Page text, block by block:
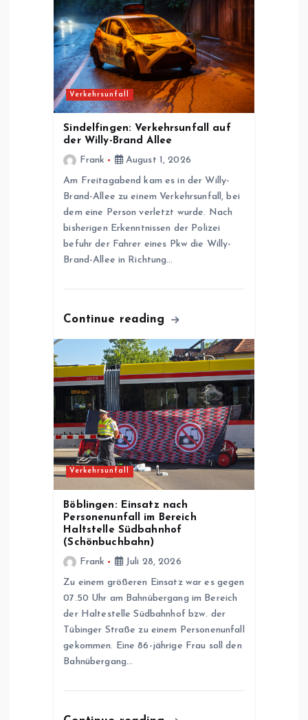
Verkehrsunfall
Sindelfingen: Verkehrsunfall auf
der Willy-Brand Allee
Frank
August 1, 2026
Am Freitagabend kam es in der Willy-
Brand-Allee zu einem Verkehrsunfall, bei
dem eine Person verletzt wurde. Nach
bisherigen Erkenntnissen der Polizei
befuhr der Fahrer eines Pkw die Willy-
Brand-Allee in Richtung…
Continue reading
Verkehrsunfall
Böblingen: Einsatz nach
Personenunfall im Bereich
Haltstelle Südbahnhof
(Schönbuchbahn)
Frank
Juli 28, 2026
Zu einem größeren Einsatz war es gegen
07.50 Uhr am Bahnübergang im Bereich
der Haltestelle Südbahnhof bzw. der
Tübinger Straße zu einem Personenunfall
gekommen. Eine 86-jährige Frau soll den
Bahnübergang…